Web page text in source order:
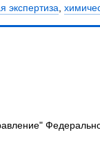
экспертиза,